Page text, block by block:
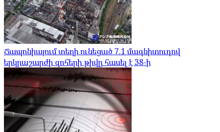
Ճապոնիայում տեղի ունեցած 7.1 մագնիտուդով
երկրաշարժի զոհերի թիվը հասել է 38-ի